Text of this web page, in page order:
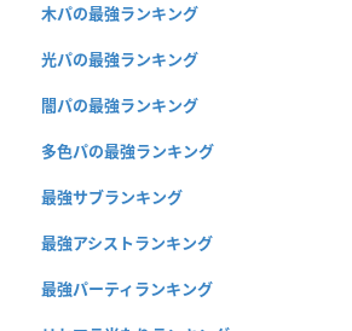
木パの最強ランキング
光パの最強ランキング
闇パの最強ランキング
多色パの最強ランキング
最強サブランキング
最強アシストランキング
最強パーティランキング